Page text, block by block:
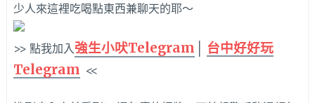
少人來這裡吃喝點東西兼聊天的耶～
>> 點我加入 強生小吠Telegram
台中好好玩
Telegram <<